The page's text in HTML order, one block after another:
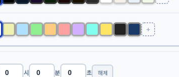
+
시 분 초
해제